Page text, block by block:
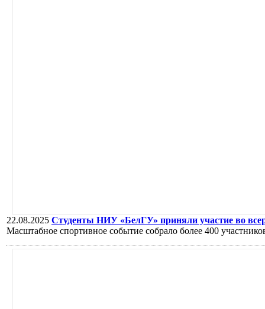
22.08.2025 Студенты НИУ «БелГУ» приняли участие во
Масштабное спортивное событие собрало более 400